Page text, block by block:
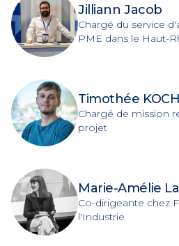
Jilliann Jacob
Chargé du service
PME dans le Haut-
Timothée KOCH
Chargé de mission
projet
Marie-Amélie
Co-dirigeante chez
l'Industrie